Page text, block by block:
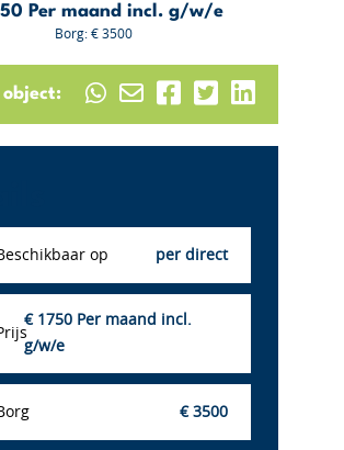
Per maand incl. g/w/e
Borg: € 3500
object:
op per direct
€ 1750 Per maand incl.
g/w/e
€ 3500